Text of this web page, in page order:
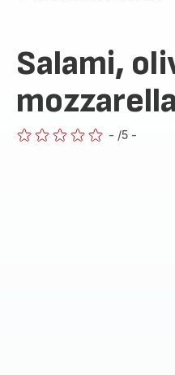
Salami,
mozzarella
- /5 -